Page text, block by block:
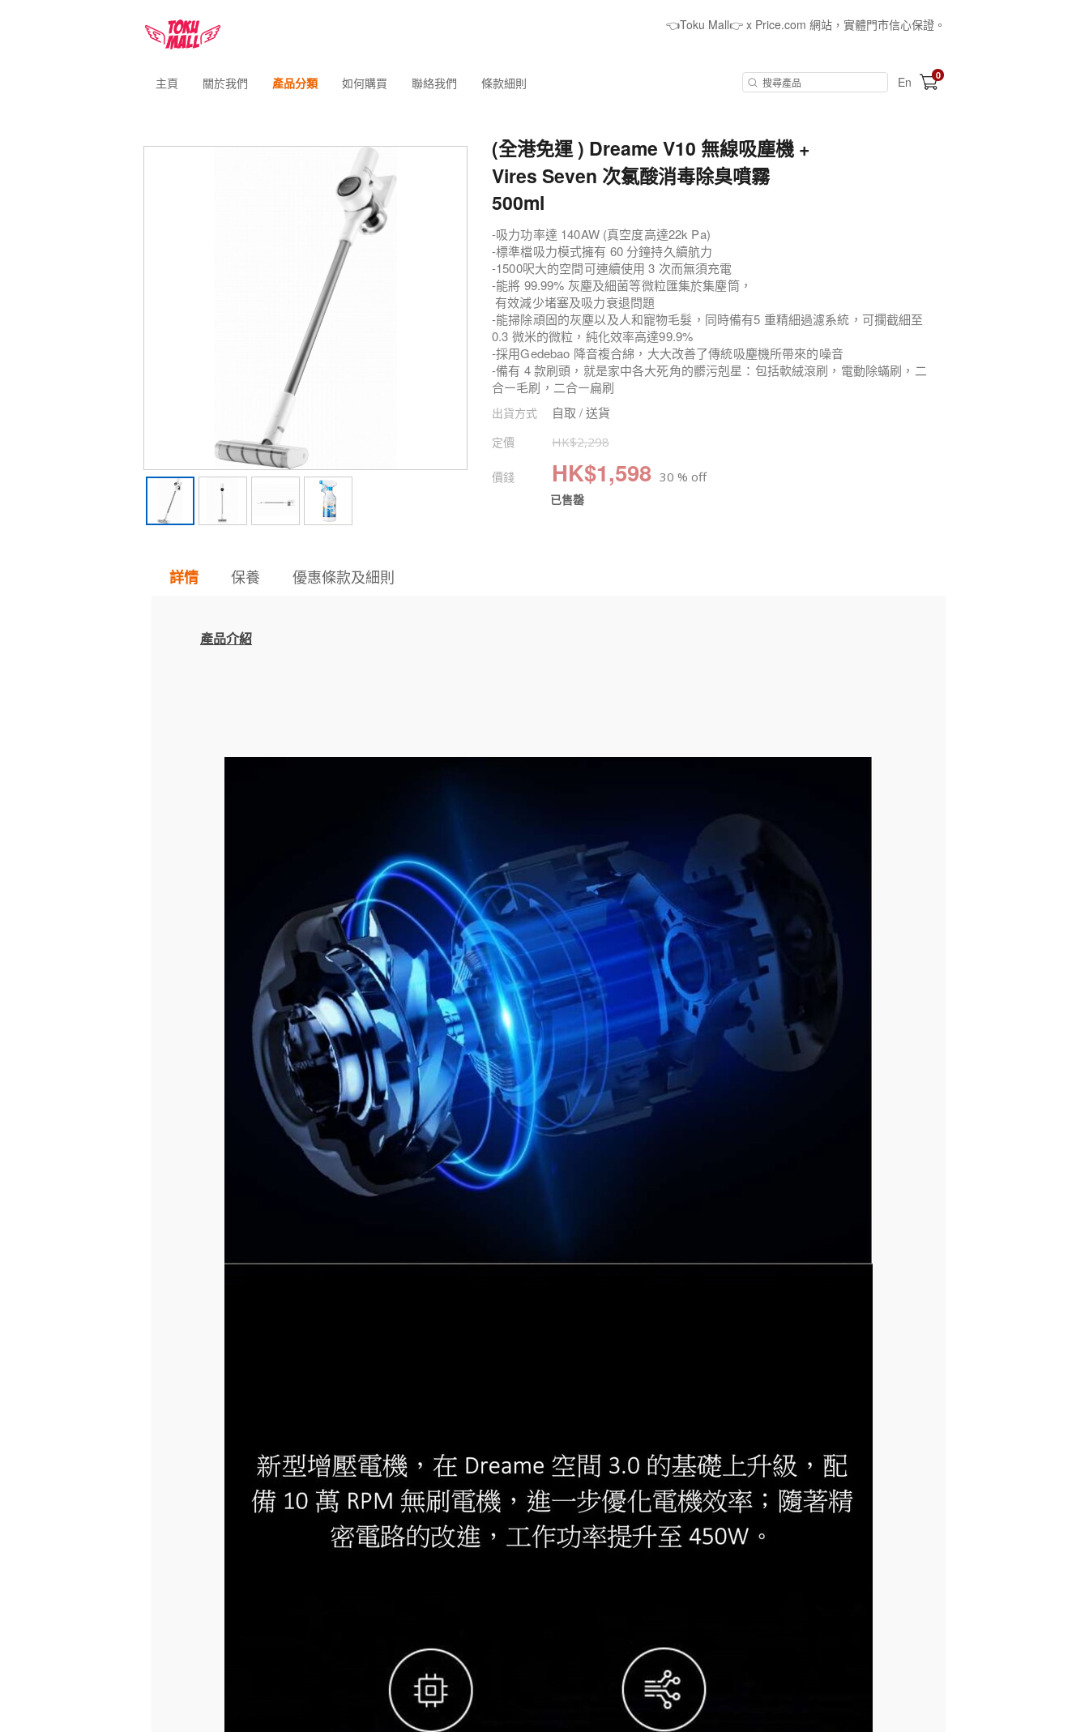
👈Toku Mall👉 x Price.com 網站，實體門市信心保證。
主頁 關於我們 產品分類 如何購買 聯絡我們 條款細則 En 0
(全港免運 ) Dreame V10 無線吸塵機 +
Vires Seven 次氯酸消毒除臭噴霧
500ml
-吸力功率達 140AW (真空度高達22k Pa)
-標準檔吸力模式擁有 60 分鐘持久續航力
-1500呎大的空間可連續使用 3 次而無須充電
-能將 99.99% 灰塵及細菌等微粒匯集於集塵筒，
有效減少堵塞及吸力衰退問題
-能掃除頑固的灰塵以及人和寵物毛髮，同時備有5 重精細過濾系統，可攔截細至
0.3 微米的微粒，純化效率高達99.9%
-採用Gedebao 降音複合綿，大大改善了傳統吸塵機所帶來的噪音
-備有 4 款刷頭，就是家中各大死角的髒污剋星：包括軟絨滾刷，電動除蟎刷，二
合㇐毛刷，二合㇐扁刷
出貨方式 自取 / 送貨
定價 HK$2,298
價錢 HK$1,598 30 % off
已售罄
詳情 保養 優惠條款及細則
產品介紹